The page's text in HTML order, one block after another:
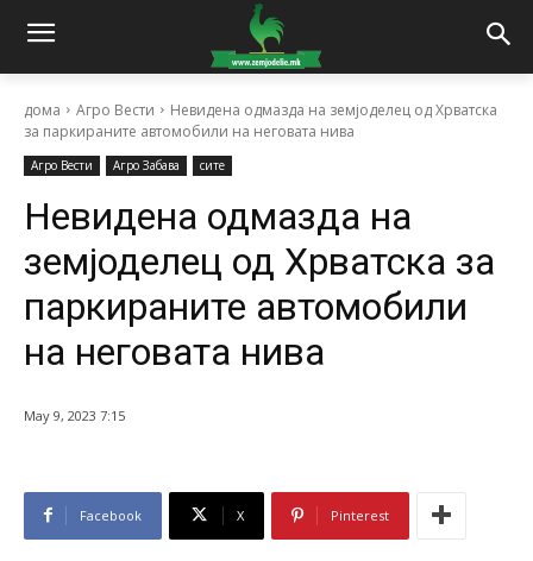
дома Агро Вести
Невидена одмазда на земјоделец од Хрватска
за паркираните автомобили на неговата нива
Агро Вести Агро Забава сите
Невидена одмазда на
земјоделец од Хрватска за
паркираните автомобили
на неговата нива
May 9, 2023 7:15
Facebook X Pinterest